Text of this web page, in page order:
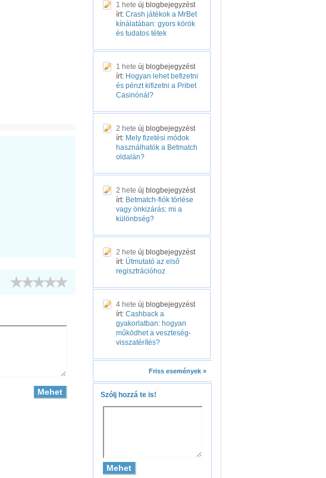
1 hete új blogbejegyzést
írt: Crash játékok a MrBet
kínálatában: gyors körök
és tudatos tétek
1 hete új blogbejegyzést
írt: Hogyan lehet befizetni
és pénzt kifizetni a Pribet
Casinónál?
2 hete új blogbejegyzést
írt: Mely fizetési módok
használhatók a Betmatch
oldalán?
2 hete új blogbejegyzést
írt: Betmatch-fiók törlése
vagy önkizárás: mi a
különbség?
2 hete új blogbejegyzést
írt: Útmutató az első
regisztrációhoz
4 hete új blogbejegyzést
írt: Cashback a
gyakorlatban: hogyan
működhet a veszteség-
visszatérítés?
Friss események »
Szólj hozzá te is!